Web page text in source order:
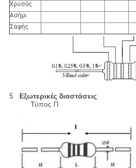
Χρυσός
Ασήμι
Σαφής
5. Εξωτερικές διαστάσεις
Τύπος Π